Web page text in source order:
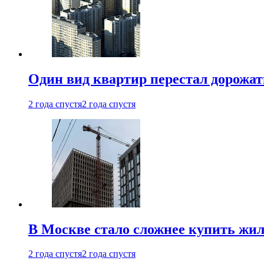
Один вид квартир перестал
2 года спустя2 года спустя
В Москве стало сложнее купить
2 года спустя2 года спустя